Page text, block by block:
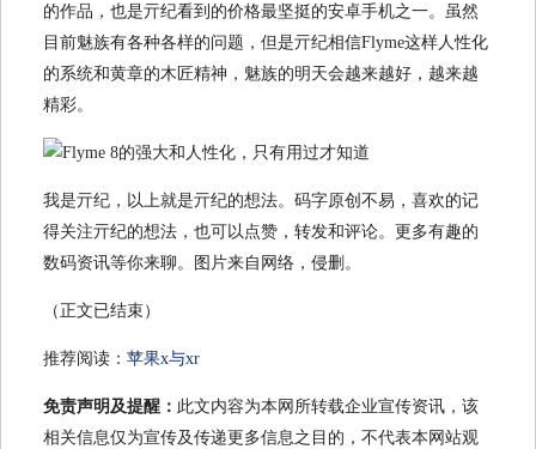
的作品，也是亓纪看到的价格最坚挺的安卓手机之一。虽然
目前魅族有各种各样的问题，但是亓纪相信Flyme这样人性化
的系统和黄章的木匠精神，魅族的明天会越来越好，越来越
精彩。
我是亓纪，以上就是亓纪的想法。码字原创不易，喜欢的记
得关注亓纪的想法，也可以点赞，转发和评论。更多有趣的
数码资讯等你来聊。图片来自网络，侵删。
（正文已结束）
推荐阅读： 苹果x与xr
免责声明及提醒： 此文内容为本网所转载企业宣传资讯，该
相关信息仅为宣传及传递更多信息之目的，不代表本网站观